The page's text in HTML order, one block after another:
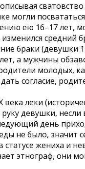
могли
ею 16–17 лет,
средний
браки (девушки
а мужчины
молодых,
согласие,
леки
девушки,
день
не было, значит
жениха и
этнограф, они